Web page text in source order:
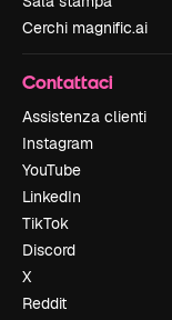
Cerchi magnific.ai
Contattaci
Assistenza clienti
Instagram
YouTube
LinkedIn
TikTok
Discord
X
Reddit